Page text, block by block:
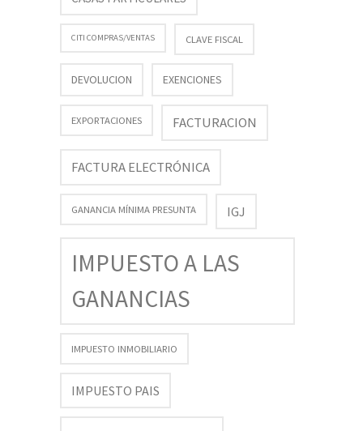
CITI COMPRAS/VENTAS CLAVE FISCAL
DEVOLUCION EXENCIONES
EXPORTACIONES FACTURACION
FACTURA ELECTRÓNICA
GANANCIA MÍNIMA PRESUNTA IGJ
IMPUESTO A LAS
GANANCIAS
IMPUESTO INMOBILIARIO
IMPUESTO PAIS